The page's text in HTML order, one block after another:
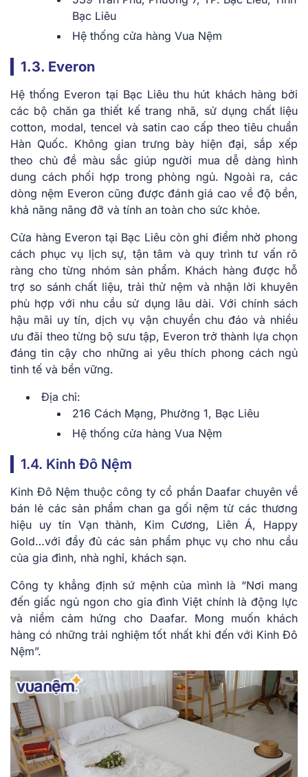
Bạc Liêu
Hệ thống cửa hàng Vua Nệm
1.3. Everon
Hệ thống Everon tại Bạc Liêu thu hút khách hàng bởi
các bộ chăn ga thiết kế trang nhã, sử dụng chất liệu
cotton, modal, tencel và satin cao cấp theo tiêu chuẩn
Hàn Quốc. Không gian trưng bày hiện đại, sắp xếp
theo chủ đề màu sắc giúp người mua dễ dàng hình
dung cách phối hợp trong phòng ngủ. Ngoài ra, các
dòng nệm Everon cũng được đánh giá cao về độ bền,
khả năng nâng đỡ và tính an toàn cho sức khỏe.
Cửa hàng Everon tại Bạc Liêu còn ghi điểm nhờ phong
cách phục vụ lịch sự, tận tâm và quy trình tư vấn rõ
ràng cho từng nhóm sản phẩm. Khách hàng được hỗ
trợ so sánh chất liệu, trải thử nệm và nhận lời khuyên
phù hợp với nhu cầu sử dụng lâu dài. Với chính sách
hậu mãi uy tín, dịch vụ vận chuyển chu đáo và nhiều
ưu đãi theo từng bộ sưu tập, Everon trở thành lựa chọn
đáng tin cậy cho những ai yêu thích phong cách ngủ
tinh tế và bền vững.
Địa chỉ:
216 Cách Mạng, Phường 1, Bạc Liêu
Hệ thống cửa hàng Vua Nệm
1.4. Kinh Đô Nệm
Kinh Đô Nệm thuộc công ty cổ phần Daafar chuyên về
bán lẻ các sản phẩm chan ga gối nệm từ các thương
hiệu uy tín Vạn thành, Kim Cương, Liên Á, Happy
Gold…với đầy đủ các sản phẩm phục vụ cho nhu cầu
của gia đình, nhà nghỉ, khách sạn.
Công ty khẳng định sứ mệnh của mình là “Nơi mang
đến giấc ngủ ngon cho gia đình Việt chính là động lực
và niềm cảm hứng cho Daafar. Mong muốn khách
hàng có những trải nghiệm tốt nhất khi đến với Kinh Đô
Nệm”.